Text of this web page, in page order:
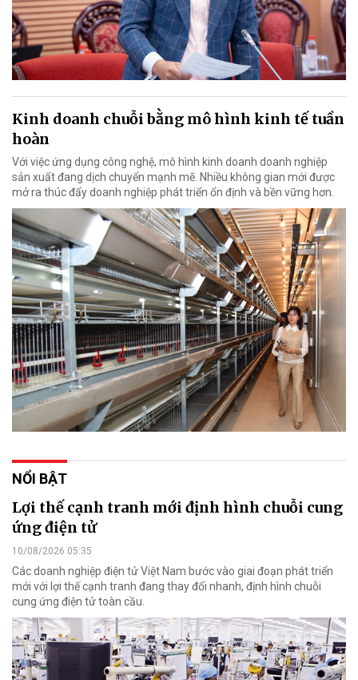
Kinh doanh chuỗi bằng mô hình kinh tế tuần
hoàn
Với việc ứng dụng công nghệ, mô hình kinh doanh doanh nghiệp
sản xuất đang dịch chuyển mạnh mẽ. Nhiều không gian mới được
mở ra thúc đẩy doanh nghiệp phát triển ổn định và bền vững hơn.
NỔI BẬT
Lợi thế cạnh tranh mới định hình chuỗi cung
ứng điện tử
10/08/2026 05:35
Các doanh nghiệp điện tử Việt Nam bước vào giai đoạn phát triển
mới với lợi thế cạnh tranh đang thay đổi nhanh, định hình chuỗi
cung ứng điện tử toàn cầu.